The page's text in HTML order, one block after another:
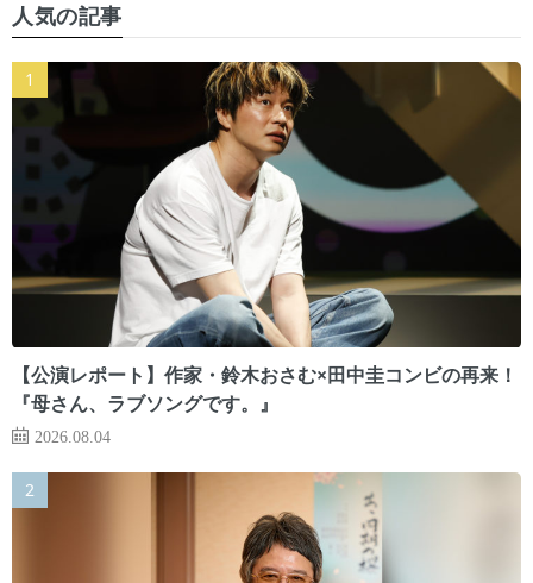
人気の記事
【公演レポート】作家・鈴木おさむ×田中圭コンビの再来！
『母さん、ラブソングです。』
2026.08.04